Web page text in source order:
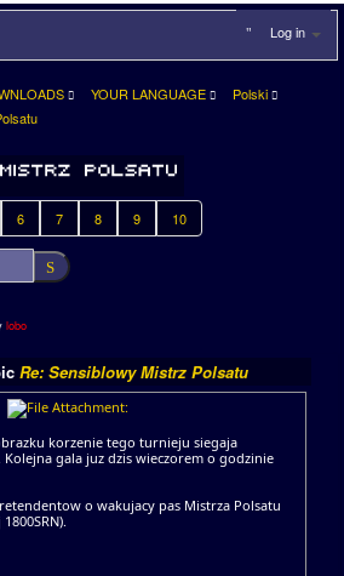
Log in
YOUR LANGUAGE
Polski
6 7 8 9 10
lobo
Re: Sensiblowy Mistrz Polsatu
korzenie tego turnieju siegaja
gala juz dzis wieczorem o godzinie
o wakujacy pas Mistrza Polsatu